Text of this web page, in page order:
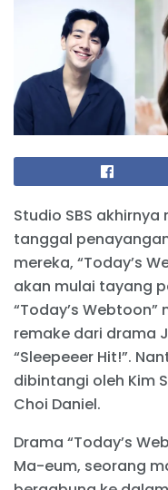
Studio SBS
tanggal
mereka, “Today’s
akan mulai tayang
“Today’s
remake dari drama
“Sleepeeer Hit!”.
dibintangi oleh Kim
Choi Daniel.
Drama “Today’s
Ma-eum, seorang